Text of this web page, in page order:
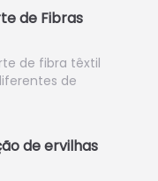
de Fibras
de fibra têxtil
de
de ervilhas